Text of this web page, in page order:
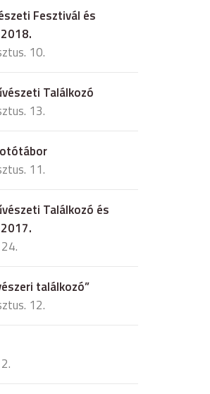
Fesztivál és
10.
Találkozó
13.
11.
Találkozó és
találkozó”
12.